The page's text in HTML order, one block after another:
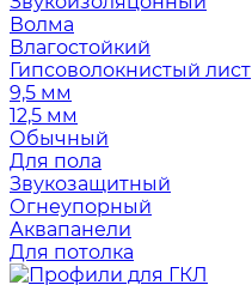
Волма
Влагостойкий
Гипсоволокнистый лист
9,5 мм
12,5 мм
Обычный
Для пола
Звукозащитный
Огнеупорный
Аквапанели
Для потолка